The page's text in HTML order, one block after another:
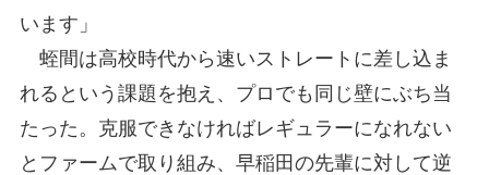
います」
蛭間は高校時代から速いストレートに差し込ま
れるという課題を抱え、プロでも同じ壁にぶち当
たった。克服できなければレギュラーになれない
とファームで取り組み、早稲田の先輩に対して逆